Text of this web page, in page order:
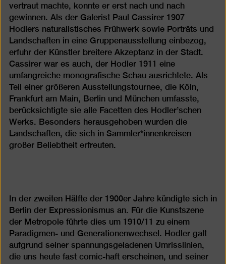
vertraut machte, konnte er erst nach und nach
gewinnen. Als der Galerist Paul Cassirer 1907
Hodlers naturalistisches Frühwerk sowie Porträts und
Landschaften in eine Gruppenausstellung einbezog,
erfuhr der Künstler breitere Akzeptanz in der Stadt.
Cassirer war es auch, der Hodler 1911 eine
umfangreiche monografische Schau ausrichtete. Als
Teil einer größeren Ausstellungstournee, die Köln,
Frankfurt am Main, Berlin und München umfasste,
berücksichtigte sie alle Facetten des Hodler’schen
Werks. Besonders herausgehoben wurden die
Landschaften, die sich in Sammler*innenkreisen
großer Beliebtheit erfreuten.
In der zweiten Hälfte der 1900er Jahre kündigte sich in
Berlin der Expressionismus an. Für die Kunstszene
der Metropole führte dies um 1910/11 zu einem
Paradigmen- und Generationenwechsel. Hodler galt
aufgrund seiner spannungsgeladenen Umrisslinien,
die uns heute fast comic-haft erscheinen, und seiner